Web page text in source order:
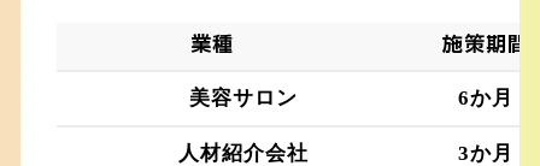
業種 施策期間
美容サロン 6か月
人材紹介会社 3か月